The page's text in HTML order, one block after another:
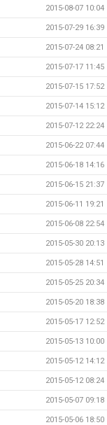
2015-08-07 10:04
2015-07-29 16:39
2015-07-24 08:21
2015-07-17 11:45
2015-07-15 17:52
2015-07-14 15:12
2015-07-12 22:24
2015-06-22 07:44
2015-06-18 14:16
2015-06-15 21:37
2015-06-11 19:21
2015-06-08 22:54
2015-05-30 20:13
2015-05-28 14:51
2015-05-25 20:34
2015-05-20 18:38
2015-05-17 12:52
2015-05-13 10:00
2015-05-12 14:12
2015-05-12 08:24
2015-05-07 09:18
2015-05-06 18:50